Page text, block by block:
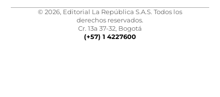
© 2026, Editorial La República S.A.S. Todos los
derechos reservados.
Cr. 13a 37-32, Bogotá
(+57) 1 4227600